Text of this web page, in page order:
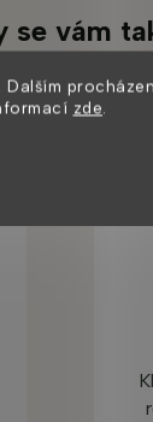
zde.
se vám